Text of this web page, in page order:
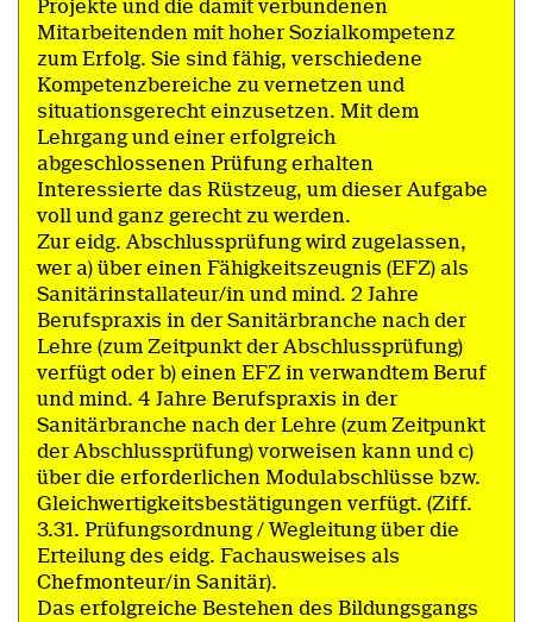
Projekte und die damit verbundenen
Mitarbeitenden mit hoher Sozialkompetenz
zum Erfolg. Sie sind fähig, verschiedene
Kompetenzbereiche zu vernetzen und
situationsgerecht einzusetzen. Mit dem
Lehrgang und einer erfolgreich
abgeschlossenen Prüfung erhalten
Interessierte das Rüstzeug, um dieser Aufgabe
voll und ganz gerecht zu werden.
Zur eidg. Abschlussprüfung wird zugelassen,
wer a) über einen Fähigkeitszeugnis (EFZ) als
Sanitärinstallateur/in und mind. 2 Jahre
Berufspraxis in der Sanitärbranche nach der
Lehre (zum Zeitpunkt der Abschlussprüfung)
verfügt oder b) einen EFZ in verwandtem Beruf
und mind. 4 Jahre Berufspraxis in der
Sanitärbranche nach der Lehre (zum Zeitpunkt
der Abschlussprüfung) vorweisen kann und c)
über die erforderlichen Modulabschlüsse bzw.
Gleichwertigkeitsbestätigungen verfügt. (Ziff.
3.31. Prüfungsordnung / Wegleitung über die
Erteilung des eidg. Fachausweises als
Chefmonteur/in Sanitär).
Das erfolgreiche Bestehen des Bildungsgangs